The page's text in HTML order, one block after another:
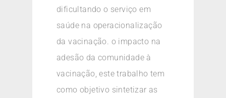
dificultando o serviço em
saúde na operacionalização
da vacinação. o impacto na
adesão da comunidade à
vacinação, este trabalho tem
como objetivo sintetizar as